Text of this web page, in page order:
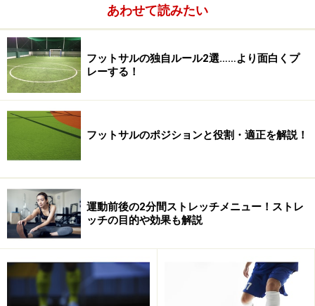
以上9ヵ国です。各グループの上位2チームが準決勝に進
出します。
過去3大会全て優勝しているブラジルとは別グループに
ある強豪スペインや、第1回大会及び第3回大会で準優勝
したポルトガルと同グループです。
ちなみに、日本は前回大会10チーム中6位でした。
あわせて読みたい
フットサルの独自ルール2選……より面白くプ
レーする！
フットサルのポジションと役割・適正を解説！
運動前後の2分間ストレッチメニュー！ストレ
ッチの目的や効果も解説